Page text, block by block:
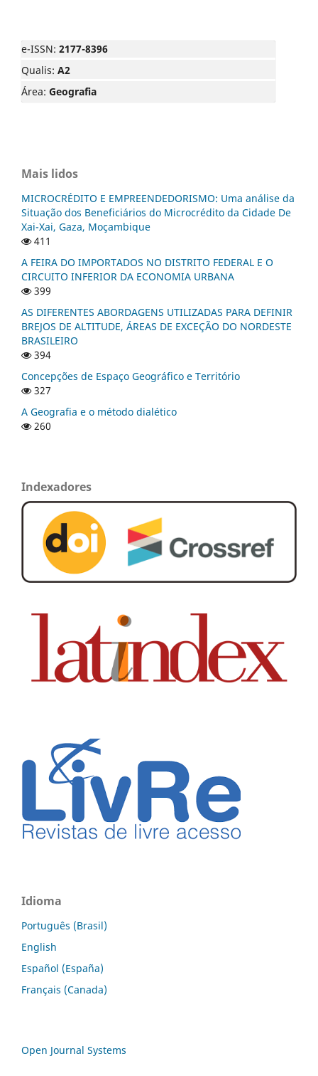
e-ISSN: 2177-8396
Qualis: A2
Área: Geografia
Mais lidos
MICROCRÉDITO E EMPREENDEDORISMO: Uma análise da
Situação dos Beneficiários do Microcrédito da Cidade De
Xai-Xai, Gaza, Moçambique
411
A FEIRA DO IMPORTADOS NO DISTRITO FEDERAL E O
CIRCUITO INFERIOR DA ECONOMIA URBANA
399
AS DIFERENTES ABORDAGENS UTILIZADAS PARA DEFINIR
BREJOS DE ALTITUDE, ÁREAS DE EXCEÇÃO DO NORDESTE
BRASILEIRO
394
Concepções de Espaço Geográfico e Território
327
A Geografia e o método dialético
260
Indexadores
Idioma
Português (Brasil)
English
Español (España)
Français (Canada)
Open Journal Systems